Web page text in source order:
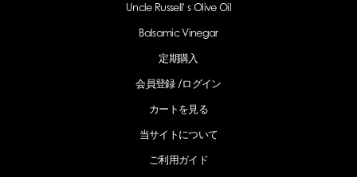
Uncle Russell' s Olive Oil
Balsamic Vinegar
定期購入
会員登録 /ログイン
カートを見る
当サイトについて
ご利用ガイド